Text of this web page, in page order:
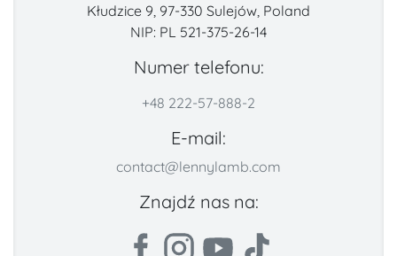
Kłudzice 9, 97-330 Sulejów, Poland
NIP: PL 521-375-26-14
Numer telefonu:
+48 222-57-888-2
E-mail:
contact@lennylamb.com
Znajdź nas na: